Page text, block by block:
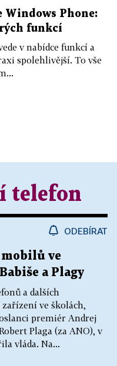
Windows Phone:
funkcí
v nabídce funkcí a
spolehlivější. To vše
telefon
ODEBÍRAT
mobilů ve
a Plagy
a dalších
ve školách,
premiér Andrej
Plaga (za ANO), v
vláda. Na...